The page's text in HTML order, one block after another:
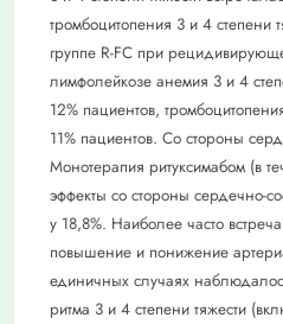
тромбоцитопения 3 и 4 степени
группе R-FC при
лимфолейкозе анемия 3 и 4
12% пациентов,
11% пациентов. Со стороны
Монотерапия ритуксимабом (в
эффекты со стороны сердечно-
у 18,8%. Наиболее часто
повышение и понижение
единичных случаях
ритма 3 и 4 степени тяжести